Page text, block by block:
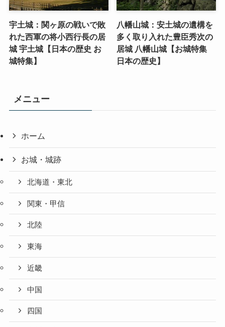
宇土城：関ヶ原の戦いで敗
れた西軍の将小西行長の居
城 宇土城【日本の歴史 お
城特集】
八幡山城：安土城の遺構を
多く取り入れた豊臣秀次の
居城 八幡山城【お城特集
日本の歴史】
メニュー
ホーム
お城・城跡
北海道・東北
関東・甲信
北陸
東海
近畿
中国
四国